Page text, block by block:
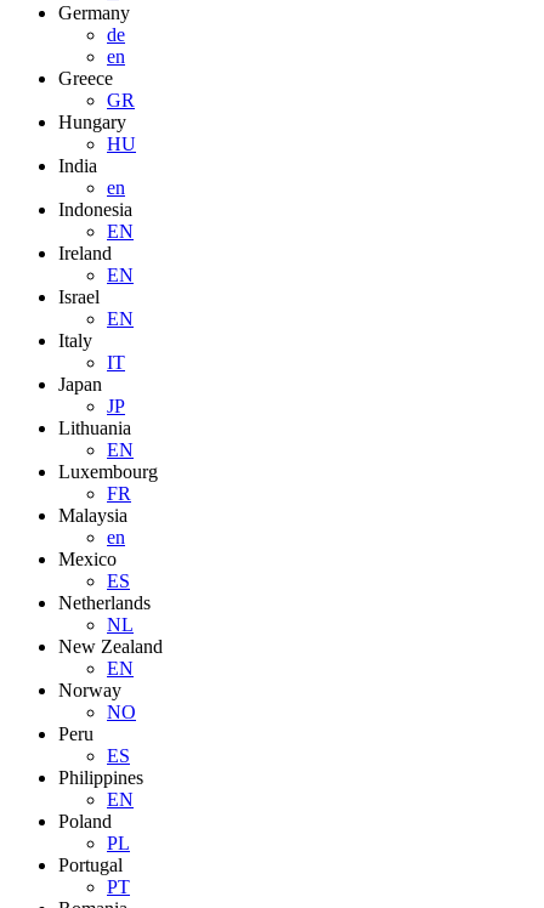
Germany
de
en
Greece
GR
Hungary
HU
India
en
Indonesia
EN
Ireland
EN
Israel
EN
Italy
IT
Japan
JP
Lithuania
EN
Luxembourg
FR
Malaysia
en
Mexico
ES
Netherlands
NL
New Zealand
EN
Norway
NO
Peru
ES
Philippines
EN
Poland
PL
Portugal
PT